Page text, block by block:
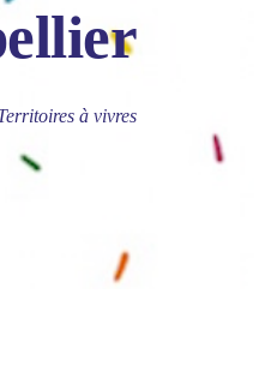
à vivres